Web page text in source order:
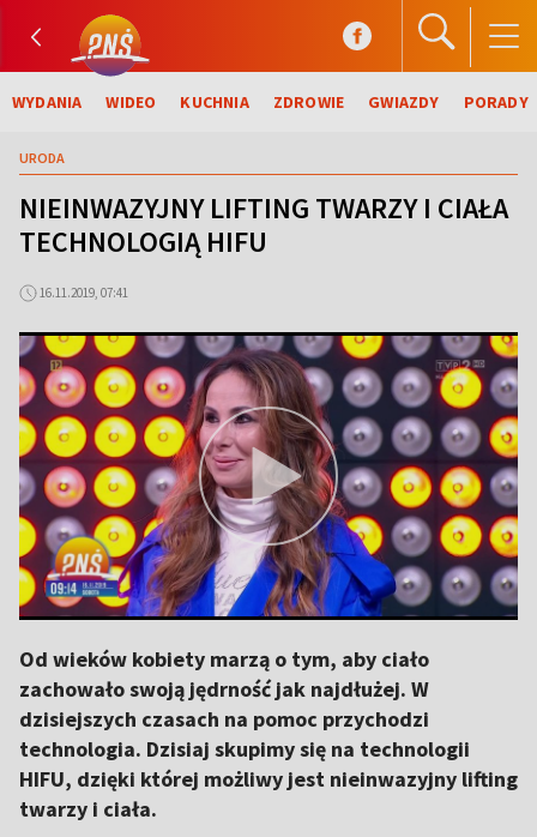
WYDANIA WIDEO KUCHNIA ZDROWIE GWIAZDY PORADY
URODA
NIEINWAZYJNY LIFTING TWARZY I CIAŁA
TECHNOLOGIĄ HIFU
16.11.2019, 07:41
Od wieków kobiety marzą o tym, aby ciało
zachowało swoją jędrność jak najdłużej. W
dzisiejszych czasach na pomoc przychodzi
technologia. Dzisiaj skupimy się na technologii
HIFU, dzięki której możliwy jest nieinwazyjny lifting
twarzy i ciała.